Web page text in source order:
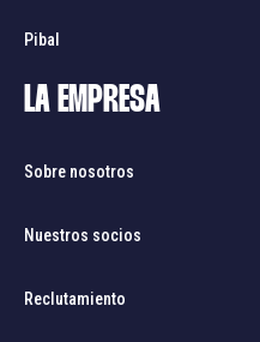
Pibal
LA EMPRESA
Sobre nosotros
Nuestros socios
Reclutamiento